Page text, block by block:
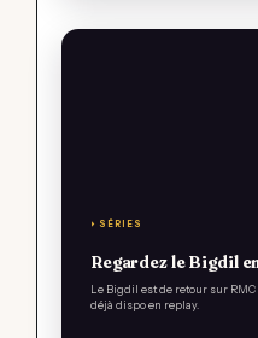
⏵ SÉRIES
Regardez le Bigdil
Le Bigdil est de retour sur
déjà dispo en replay.